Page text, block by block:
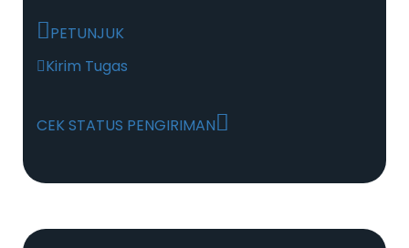
PETUNJUK
Kirim Tugas
CEK STATUS PENGIRIMAN